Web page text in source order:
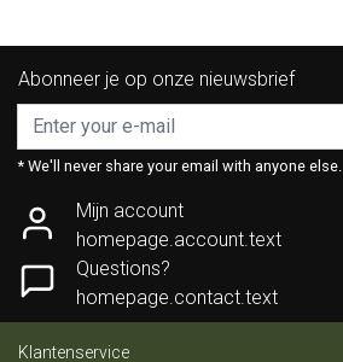
Abonneer je op onze nieuwsbrief
* We'll never share your email with anyone else.
Mijn account
homepage.account.text
Questions?
homepage.contact.text
Klantenservice